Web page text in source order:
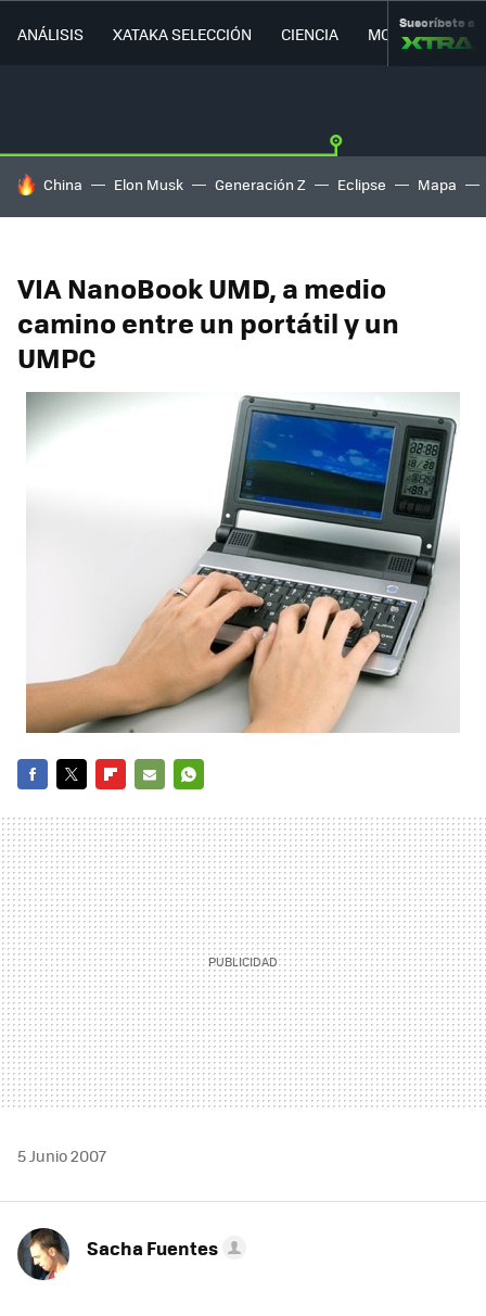
ANÁLISIS XATAKA SELECCIÓN CIENCIA MOVILIDAD
Suscríbete a
HOY SE HABLA DE
China Elon Musk Generación Z Eclipse Mapa
VIA NanoBook UMD, a medio
camino entre un portátil y un
UMPC
MAIL
5 Junio 2007
Sacha Fuentes